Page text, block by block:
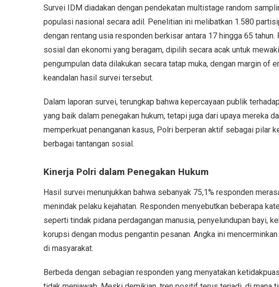
Survei IDM diadakan dengan pendekatan multistage random
populasi nasional secara adil. Penelitian ini melibatkan 1.580
dengan rentang usia responden berkisar antara 17 hingga 65
sosial dan ekonomi yang beragam, dipilih secara acak untuk
pengumpulan data dilakukan secara tatap muka, dengan margin of
keandalan hasil survei tersebut.
Dalam laporan survei, terungkap bahwa kepercayaan publik
yang baik dalam penegakan hukum, tetapi juga dari upaya mereka
memperkuat penanganan kasus, Polri berperan aktif sebagai pilar
berbagai tantangan sosial.
Kinerja Polri dalam Penegakan Hukum
Hasil survei menunjukkan bahwa sebanyak 75,1% responden
menindak pelaku kejahatan. Responden menyebutkan beberapa
seperti tindak pidana perdagangan manusia, penyelundupan bayi,
korupsi dengan modus pengantin pesanan. Angka ini
di masyarakat.
Berbeda dengan sebagian responden yang menyatakan